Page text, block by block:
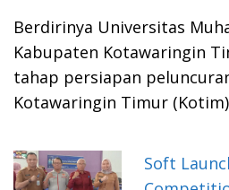
Berdirinya Universitas
Kabupaten Kotawaringin
tahap persiapan
Kotawaringin Timur
Soft